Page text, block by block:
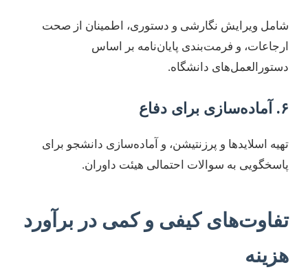
شامل ویرایش نگارشی و دستوری، اطمینان از صحت
ارجاعات، و فرمت‌بندی پایان‌نامه بر اساس
دستورالعمل‌های دانشگاه.
۶. آماده‌سازی برای دفاع
تهیه اسلایدها و پرزنتیشن، و آماده‌سازی دانشجو برای
پاسخگویی به سوالات احتمالی هیئت داوران.
تفاوت‌های کیفی و کمی در برآورد
هزینه